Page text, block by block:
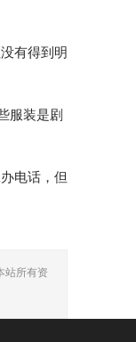
有得到明
服装是剧
电话，但
站所有资